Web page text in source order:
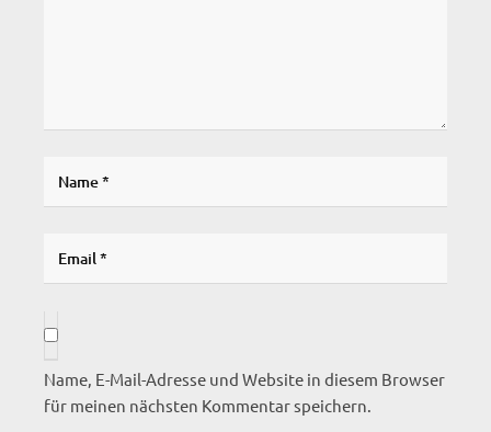
Name, E-Mail-Adresse und Website in diesem Browser
für meinen nächsten Kommentar speichern.